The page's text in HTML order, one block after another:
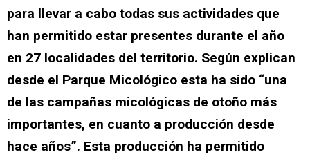
para llevar a cabo todas sus actividades que
han permitido estar presentes durante el año
en 27 localidades del territorio. Según explican
desde el Parque Micológico esta ha sido “una
de las campañas micológicas de otoño más
importantes, en cuanto a producción desde
hace años”. Esta producción ha permitido